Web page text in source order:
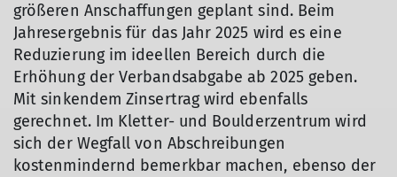
größeren Anschaffungen geplant sind. Beim
Jahresergebnis für das Jahr 2025 wird es eine
Reduzierung im ideellen Bereich durch die
Erhöhung der Verbandsabgabe ab 2025 geben.
Mit sinkendem Zinsertrag wird ebenfalls
gerechnet. Im Kletter- und Boulderzentrum wird
sich der Wegfall von Abschreibungen
kostenmindernd bemerkbar machen, ebenso der